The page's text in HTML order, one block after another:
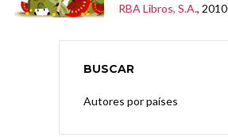
RBA Libros, S.A., 2010
BUSCAR
Autores por países